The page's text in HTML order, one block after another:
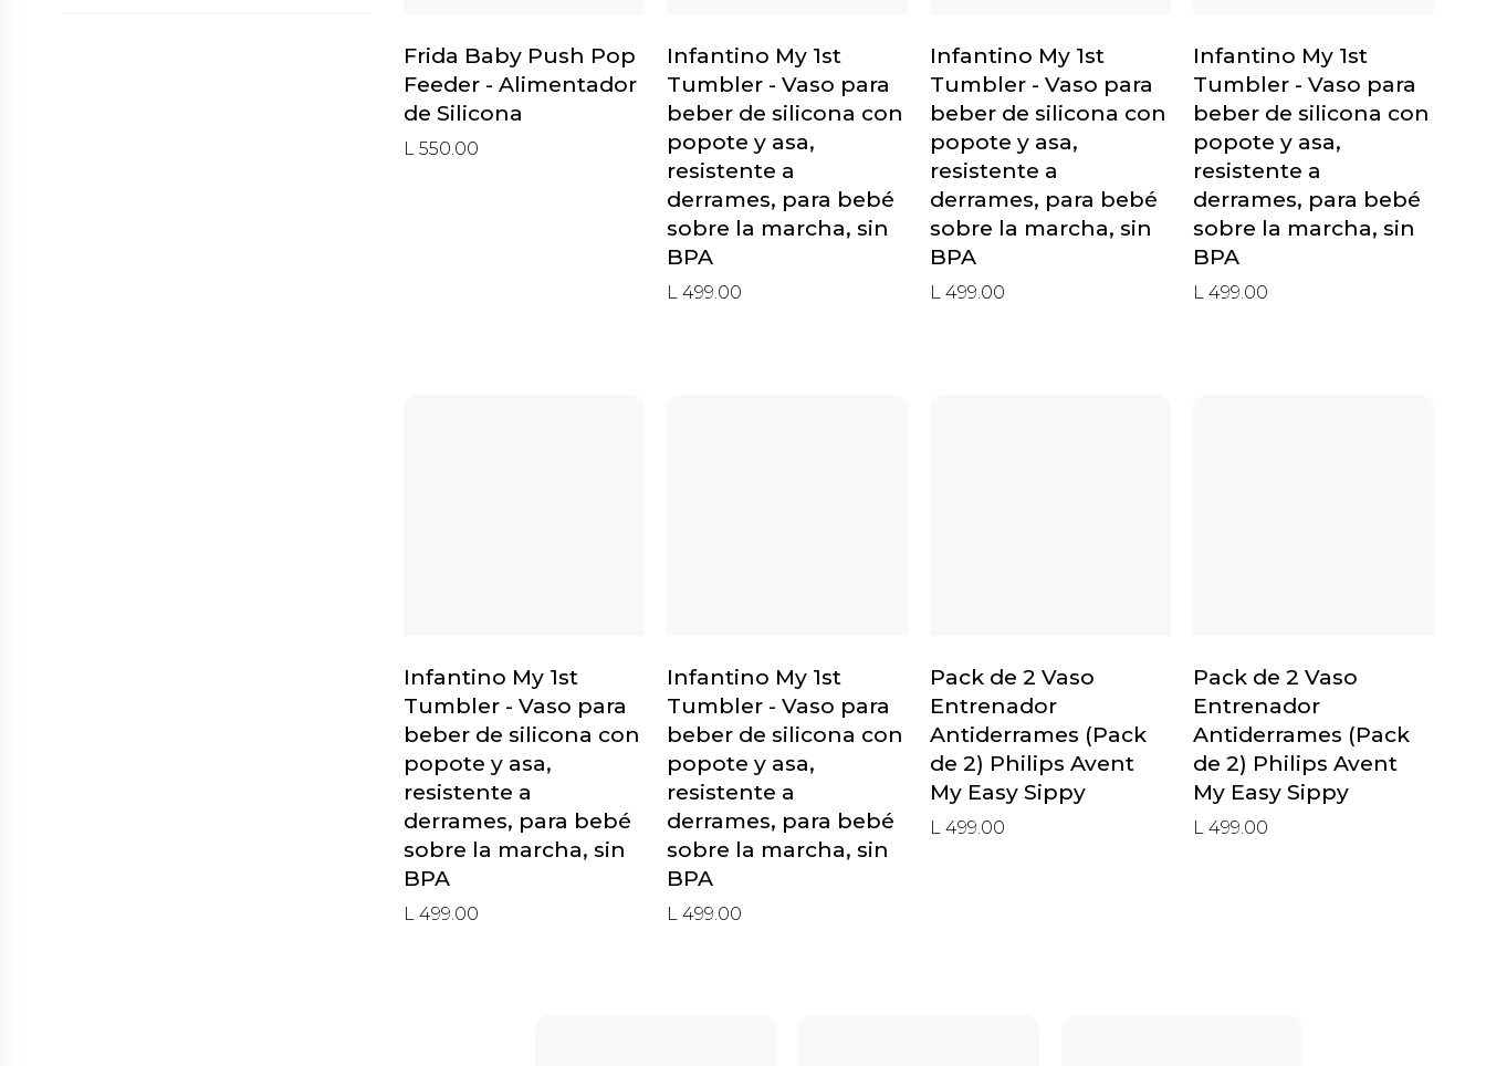
Frida Baby Push Pop
Feeder - Alimentador
de Silicona
L 550.00
Infantino My 1st
Tumbler - Vaso para
beber de silicona con
popote y asa,
resistente a
derrames, para bebé
sobre la marcha, sin
BPA
L 499.00
Infantino My 1st
Tumbler - Vaso para
beber de silicona con
popote y asa,
resistente a
derrames, para bebé
sobre la marcha, sin
BPA
L 499.00
Infantino My 1st
Tumbler - Vaso para
beber de silicona con
popote y asa,
resistente a
derrames, para bebé
sobre la marcha, sin
BPA
L 499.00
Infantino My 1st
Tumbler - Vaso para
beber de silicona con
popote y asa,
resistente a
derrames, para bebé
sobre la marcha, sin
BPA
L 499.00
Infantino My 1st
Tumbler - Vaso para
beber de silicona con
popote y asa,
resistente a
derrames, para bebé
sobre la marcha, sin
BPA
L 499.00
Pack de 2 Vaso
Entrenador
Antiderrames (Pack
de 2) Philips Avent
My Easy Sippy
L 499.00
Pack de 2 Vaso
Entrenador
Antiderrames (Pack
de 2) Philips Avent
My Easy Sippy
L 499.00